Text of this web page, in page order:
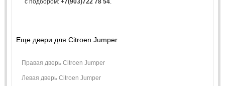
с подбором: +7(903)722 78 54.
Еще двери для Citroen Jumper
Правая дверь Citroen Jumper
Левая дверь Citroen Jumper